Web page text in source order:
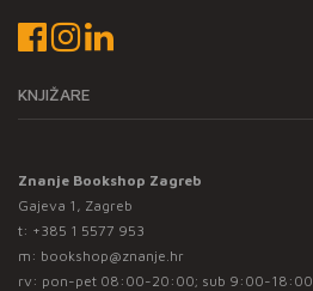
KNJIŽARE
Znanje Bookshop Zagreb
Gajeva 1, Zagreb
t: +385 1 5577 953
m: bookshop@znanje.hr
rv: pon-pet 08:00-20:00; sub 9:00-18:00